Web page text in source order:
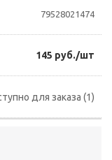
79528021474
145 руб./шт
для заказа (1)